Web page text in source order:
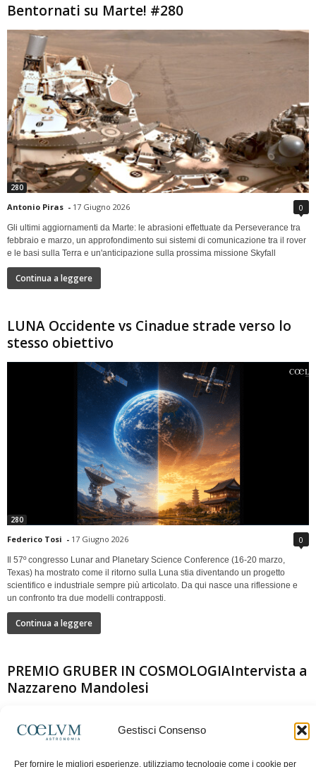
Gestisci Consenso
Per fornire le migliori esperienze, utilizziamo tecnologie come i cookie per
Bentornati su Marte! #280
280
Antonio Piras - 17 Giugno 2026 0
Gli ultimi aggiornamenti da Marte: le abrasioni effettuate da Perseverance tra
febbraio e marzo, un approfondimento sui sistemi di comunicazione tra il rover
e le basi sulla Terra e un'anticipazione sulla prossima missione Skyfall
Continua a leggere
LUNA Occidente vs Cinadue strade verso lo
stesso obiettivo
280
Federico Tosi - 17 Giugno 2026 0
Il 57º congresso Lunar and Planetary Science Conference (16-20 marzo,
Texas) ha mostrato come il ritorno sulla Luna stia diventando un progetto
scientifico e industriale sempre più articolato. Da qui nasce una riflessione e
un confronto tra due modelli contrapposti.
Continua a leggere
PREMIO GRUBER IN COSMOLOGIAIntervista a
Nazzareno Mandolesi